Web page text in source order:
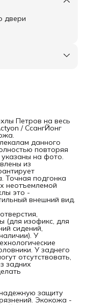
двери
Петров на весь
/ СсангЙонг
данного
повторяя
на фото.
из
Точная подгонка
неотъемлемой
это -
внешний вид.
(для изофикс, для
сидений,
У
У заднего
отсутствовать,
задних
защиту
Экокожа -